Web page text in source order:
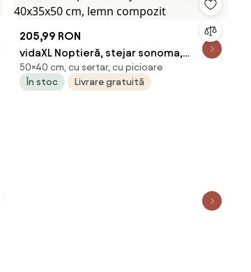
205,99 RON
vidaXL Noptieră, stejar sonoma,
40x35x50 cm, lemn compozit
50×40 cm, cu sertar, cu picioare
În stoc
Livrare gratuită